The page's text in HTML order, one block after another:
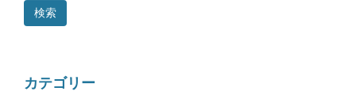
カテゴリー